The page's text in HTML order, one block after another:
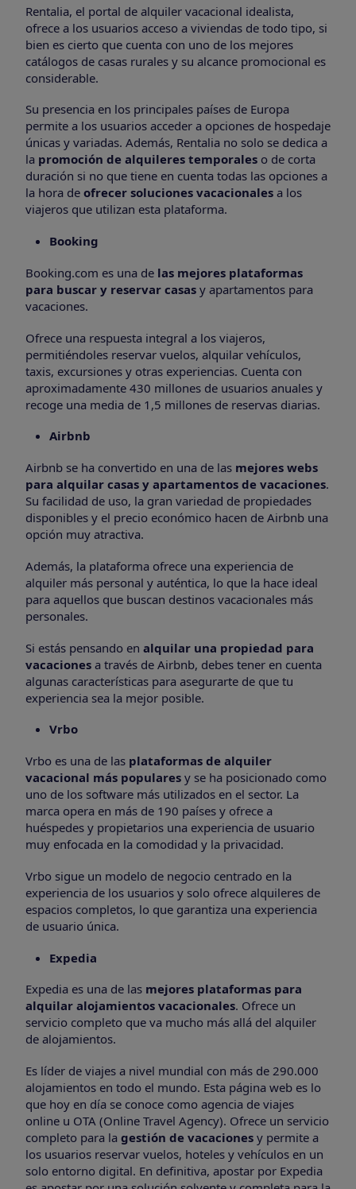
Rentalia, el portal de alquiler vacacional idealista,
ofrece a los usuarios acceso a viviendas de todo tipo, si
bien es cierto que cuenta con uno de los mejores
catálogos de casas rurales y su alcance promocional es
considerable.
Su presencia en los principales países de Europa
permite a los usuarios acceder a opciones de hospedaje
únicas y variadas. Además, Rentalia no solo se dedica a
la promoción de alquileres temporales o de corta
duración si no que tiene en cuenta todas las opciones a
la hora de ofrecer soluciones vacacionales a los
viajeros que utilizan esta plataforma.
Booking
Booking.com es una de las mejores plataformas
para buscar y reservar casas y apartamentos para
vacaciones.
Ofrece una respuesta integral a los viajeros,
permitiéndoles reservar vuelos, alquilar vehículos,
taxis, excursiones y otras experiencias. Cuenta con
aproximadamente 430 millones de usuarios anuales y
recoge una media de 1,5 millones de reservas diarias.
Airbnb
Airbnb se ha convertido en una de las mejores webs
para alquilar casas y apartamentos de vacaciones.
Su facilidad de uso, la gran variedad de propiedades
disponibles y el precio económico hacen de Airbnb una
opción muy atractiva.
Además, la plataforma ofrece una experiencia de
alquiler más personal y auténtica, lo que la hace ideal
para aquellos que buscan destinos vacacionales más
personales.
Si estás pensando en alquilar una propiedad para
vacaciones a través de Airbnb, debes tener en cuenta
algunas características para asegurarte de que tu
experiencia sea la mejor posible.
Vrbo
Vrbo es una de las plataformas de alquiler
vacacional más populares y se ha posicionado como
uno de los software más utilizados en el sector. La
marca opera en más de 190 países y ofrece a
huéspedes y propietarios una experiencia de usuario
muy enfocada en la comodidad y la privacidad.
Vrbo sigue un modelo de negocio centrado en la
experiencia de los usuarios y solo ofrece alquileres de
espacios completos, lo que garantiza una experiencia
de usuario única.
Expedia
Expedia es una de las mejores plataformas para
alquilar alojamientos vacacionales. Ofrece un
servicio completo que va mucho más allá del alquiler
de alojamientos.
Es líder de viajes a nivel mundial con más de 290.000
alojamientos en todo el mundo. Esta página web es lo
que hoy en día se conoce como agencia de viajes
online u OTA (Online Travel Agency). Ofrece un servicio
completo para la gestión de vacaciones y permite a
los usuarios reservar vuelos, hoteles y vehículos en un
solo entorno digital. En definitiva, apostar por Expedia